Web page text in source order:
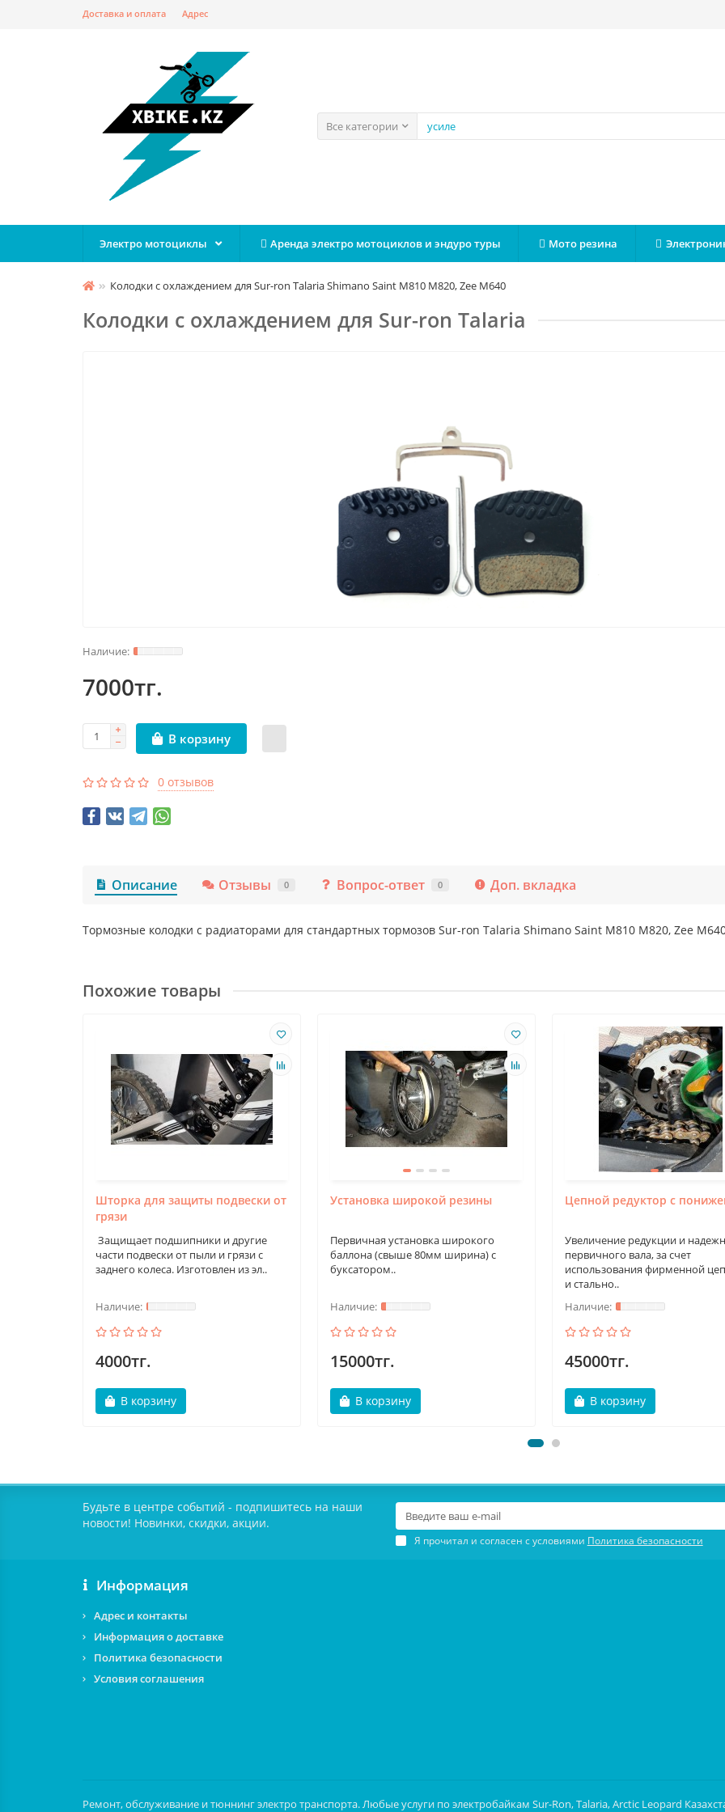
Доставка и оплата Адрес
Все категории
Электро мотоциклы Аренда электро мотоциклов и эндуро туры Мото резина
Колодки с охлаждением для Sur-ron Talaria Shimano Saint M810 M820, Zee M640
Колодки с охлаждением для Sur-ron Talaria
7000тг.
В корзину
0 отзывов
Описание Отзывы 0 Вопрос-ответ 0 Доп. вкладка
Тормозные колодки с радиаторами для стандартных тормозов Sur-ron Talaria Shimano Saint M810 M820, Zee
Похожие товары
Шторка для защиты подвески от
грязи
Защищает подшипники и другие
части подвески от пыли и грязи с
заднего колеса. Изготовлен из эл..
4000тг.
В корзину
Установка широкой резины
Первичная установка широкого
баллона (свыше 80мм ширина) с
буксатором..
15000тг.
В корзину
Цепной редуктор с
Увеличение редукции и
первичного вала, за счет
использования фирменной
и стально..
45000тг.
В корзину
Будьте в центре событий - подпишитесь на наши
новости! Новинки, скидки, акции.
Я прочитал и согласен с условиями Политика безопасности
Информация
Адрес и контакты
Информация о доставке
Политика безопасности
Условия соглашения
Ремонт, обслуживание и тюннинг электро транспорта. Любые услуги по электробайкам Sur-Ron, Talaria, Arctic Leopard